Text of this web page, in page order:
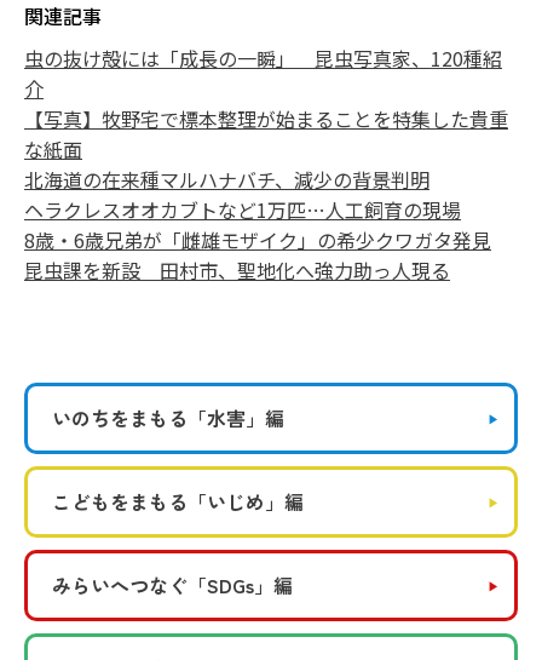
関連記事
虫の抜け殻には「成長の一瞬」 昆虫写真家、120種紹
介
【写真】牧野宅で標本整理が始まることを特集した貴重
な紙面
北海道の在来種マルハナバチ、減少の背景判明
ヘラクレスオオカブトなど1万匹…人工飼育の現場
8歳・6歳兄弟が「雌雄モザイク」の希少クワガタ発見
昆虫課を新設 田村市、聖地化へ強力助っ人現る
いのちをまもる 「水害」編
こどもをまもる 「いじめ」編
みらいへつなぐ 「SDGs」編